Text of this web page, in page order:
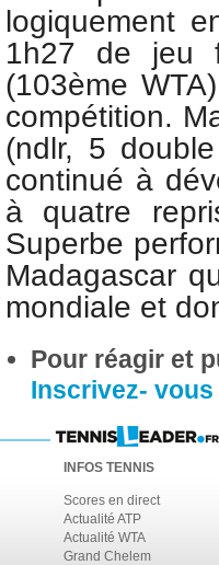
logiquement
1h27 de jeu
(103ème
compétition.
(ndlr, 5
continué à
à quatre
Superbe
Madagascar
mondiale et
Pour réagir et
Inscrivez- vous
INFOS TENNIS
Scores en direct
Actualité ATP
Actualité WTA
Grand Chelem